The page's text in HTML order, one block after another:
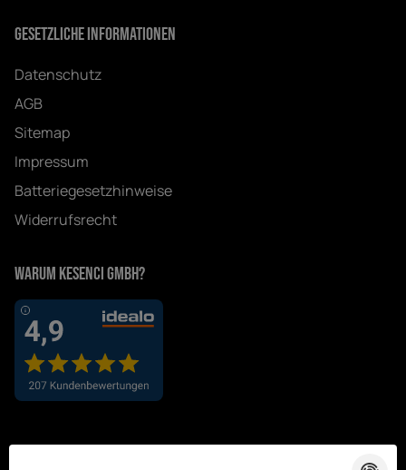
Gesetzliche Informationen
Datenschutz
AGB
Sitemap
Impressum
Batteriegesetzhinweise
Widerrufsrecht
Warum Kesenci GmbH?